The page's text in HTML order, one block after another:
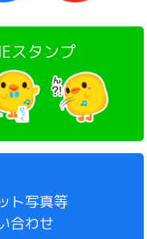
スタンプ
ト写真等
合わせ